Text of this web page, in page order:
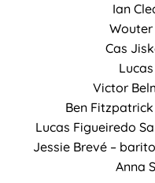
Ian
Wouter
Cas
Victor
Ben
Lucas Figueiredo
Jessie Brevé –
Anna